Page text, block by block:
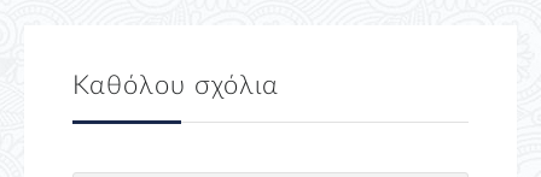
Καθόλου σχόλια